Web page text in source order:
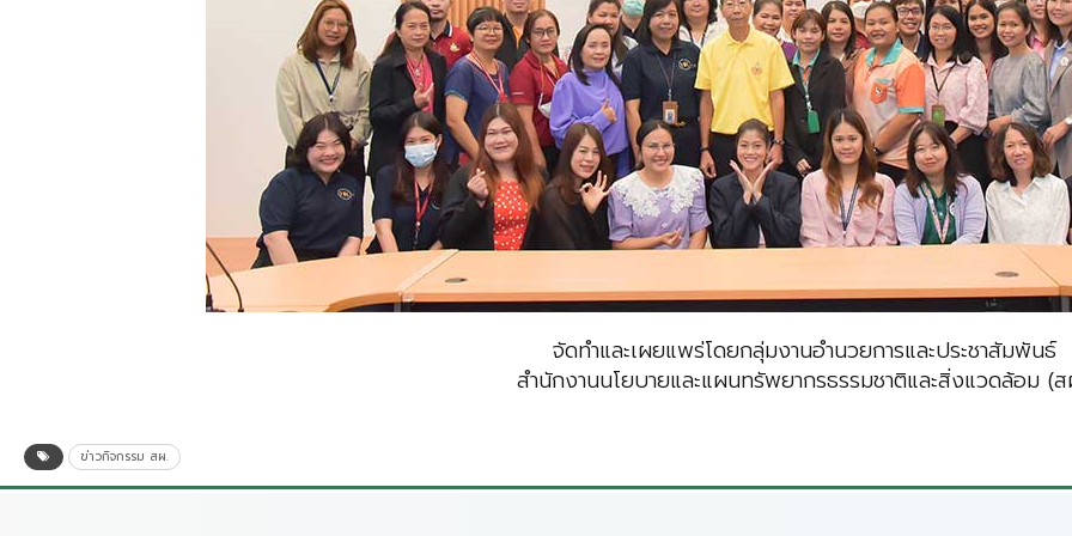
จัดทำและเผยแพร่โดยกลุ่มงานอำนวยการและประชาสัมพันธ์
สำนักงานนโยบายและแผนทรัพยากรธรรมชาติและสิ่งแวดล้อม (
ข่าวกิจกรรม สผ.